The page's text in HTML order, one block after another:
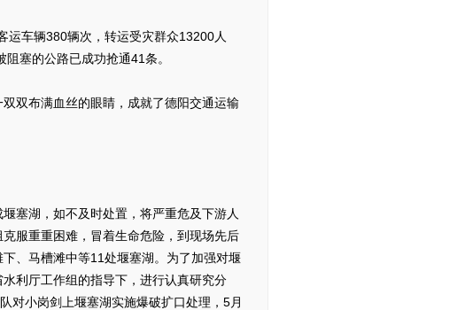
车辆380辆次，转运受灾群众13200人
塞的公路已成功抢通41条。
双布满血丝的眼睛，成就了德阳交通运输
湖，如不及时处置，将严重危及下游人
服重重困难，冒着生命危险，到现场先后
、马槽滩中等11处堰塞湖。为了加强对堰
利厅工作组的指导下，进行认真研究分
对小岗剑上堰塞湖实施爆破扩口处理，5月